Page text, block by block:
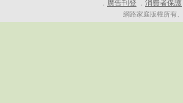
． 廣告刊登 ． 消費者保護
網路家庭版權所有